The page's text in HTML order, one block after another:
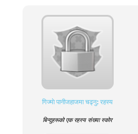
गिज्माे पानीजहाजमा चढ्नु: रहस्य
बिन्दुहरूको एक रहस्य संख्या स्कोर